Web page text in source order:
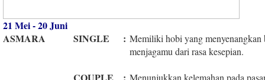
21 Mei - 20 Juni
ASMARA
SINGLE : Memiliki hobi yang menyenangkan
menjagamu dari rasa kesepian.
Menunjukkan kelemahan pada